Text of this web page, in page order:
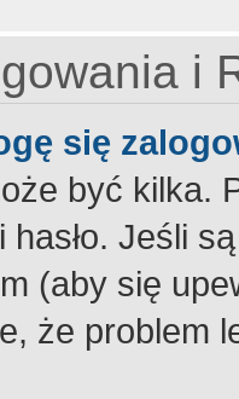
i
się
być kilka.
hasło. Jeśli
(aby się
że problem